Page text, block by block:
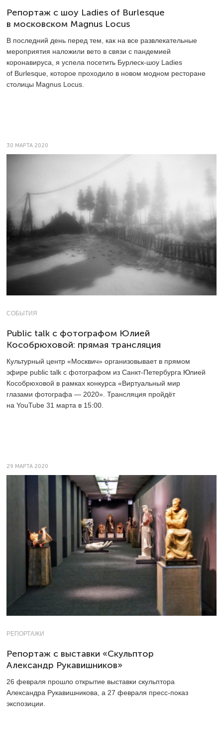
Репортаж с шоу Ladies of Burlesque
в московском Magnus Locus
В последний день перед тем, как на все развлекательные
мероприятия наложили вето в связи с пандемией
коронавируса, я успела посетить Бурлеск-шоу Ladies
of Burlesque, которое проходило в новом модном ресторане
столицы Magnus Locus.
30 МАРТА 2020
СОБЫТИЯ
Public talk с фотографом Юлией
Кособрюховой: прямая трансляция
Культурный центр «Москвич» организовывает в прямом
эфире public talk с фотографом из Санкт-Петербурга Юлией
Кособрюховой в рамках конкурса «Виртуальный мир
глазами фотографа — 2020». Трансляция пройдёт
на YouTube 31 марта в 15:00.
29 МАРТА 2020
РЕПОРТАЖИ
Репортаж с выставки «Скульптор
Александр Рукавишников»
26 февраля прошло открытие выставки скульптора
Александра Рукавишникова, а 27 февраля пресс-показ
экспозиции.